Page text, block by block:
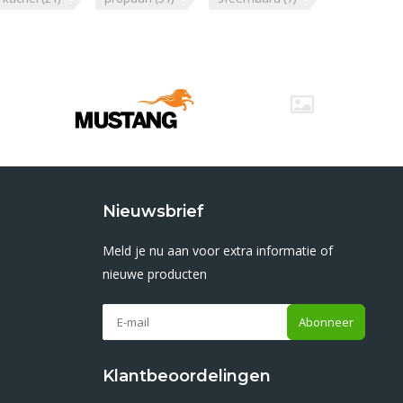
Nieuwsbrief
Meld je nu aan voor extra informatie of
nieuwe producten
Abonneer
Klantbeoordelingen